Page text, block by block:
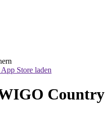
Store laden
Country